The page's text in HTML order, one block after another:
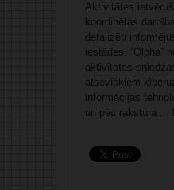
Aktivitātes
koordinētas
detalizēti
iestādes. “Olpha”
aktivitātes
atsevišķiem
informācijas
un pēc rakstura ...